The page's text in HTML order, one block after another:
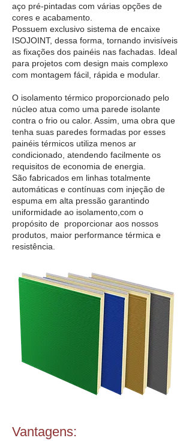
aço pré-pintadas com várias opções de
cores e acabamento.
Possuem exclusivo sistema de encaixe
ISOJOINT, dessa forma, tornando invisíveis
as fixações dos painéis nas fachadas. Ideal
para projetos com design mais complexo
com montagem fácil, rápida e modular.
O isolamento térmico proporcionado pelo
núcleo atua como uma parede isolante
contra o frio ou calor. Assim, uma obra que
tenha suas paredes formadas por esses
painéis térmicos utiliza menos ar
condicionado, atendendo facilmente os
requisitos de economia de energia.
São fabricados em linhas totalmente
automáticas e contínuas com injeção de
espuma em alta pressão garantindo
uniformidade ao isolamento,com o
propósito de proporcionar aos nossos
produtos, maior performance térmica e
resistência.
Vantagens: